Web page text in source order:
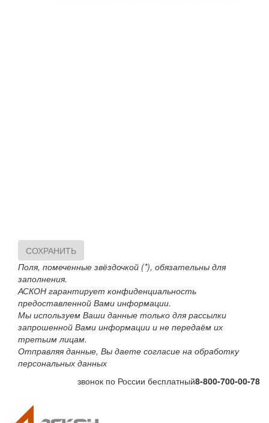
СОХРАНИТЬ
Поля, помеченные звёздочкой (*), обязательны для
заполнения.
АСКОН гарантирует конфиденциальность
предоставленной Вами информации.
Мы используем Ваши данные только для рассылки
запрошенной Вами информации и не передаём их
третьим лицам.
Отправляя данные, Вы даете согласие на обработку
персональных данных
звонок по России бесплатный8-800-700-00-78